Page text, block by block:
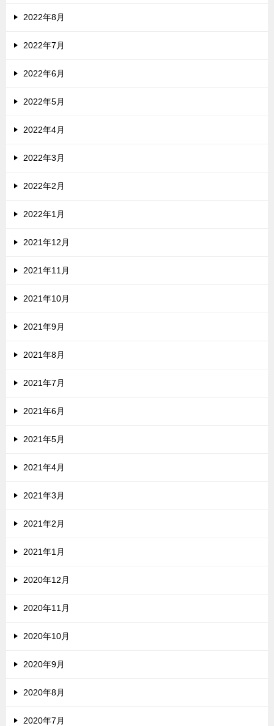
2022年8月
2022年7月
2022年6月
2022年5月
2022年4月
2022年3月
2022年2月
2022年1月
2021年12月
2021年11月
2021年10月
2021年9月
2021年8月
2021年7月
2021年6月
2021年5月
2021年4月
2021年3月
2021年2月
2021年1月
2020年12月
2020年11月
2020年10月
2020年9月
2020年8月
2020年7月